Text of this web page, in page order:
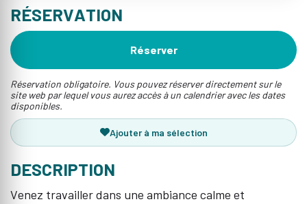
RÉSERVATION
Réserver
Réservation obligatoire. Vous pouvez réserver directement sur le
site web par lequel vous aurez accès à un calendrier avec les dates
disponibles.
Ajouter à ma sélection
DESCRIPTION
Venez travailler dans une ambiance calme et